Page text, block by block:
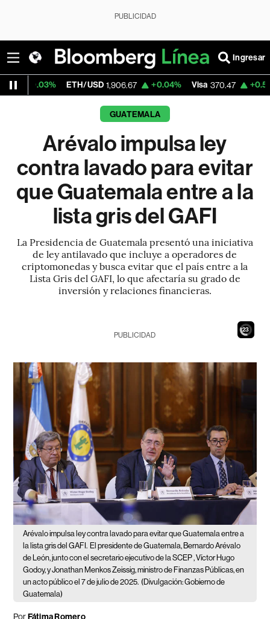
PUBLICIDAD
Ingresar
ETH/USD 1,906.67 +0.04% Visa 370.47 +0.52%
GUATEMALA
Arévalo impulsa ley
contra lavado para evitar
que Guatemala entre a la
lista gris del GAFI
La Presidencia de Guatemala presentó una iniciativa
de ley antilavado que incluye a operadores de
criptomonedas y busca evitar que el país entre a la
Lista Gris del GAFI, lo que afectaría su grado de
inversión y relaciones financieras.
21
PUBLICIDAD
Arévalo impulsa ley contra lavado para evitar que Guatemala entre a
la lista gris del GAFI. El presidente de Guatemala, Bernardo Arévalo
de León, junto con el secretario ejecutivo de la SCEP , Víctor Hugo
Godoy, y Jonathan Menkos Zeissig, ministro de Finanzas Públicas, en
un acto público el 7 de julio de 2025. (Divulgación: Gobierno de
Guatemala)
PorFátima Romero